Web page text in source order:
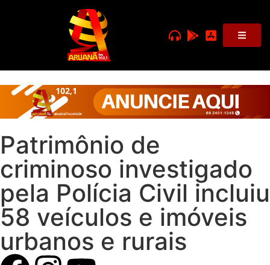
Patrimônio de
criminoso investigado
pela Polícia Civil incluiu
58 veículos e imóveis
urbanos e rurais